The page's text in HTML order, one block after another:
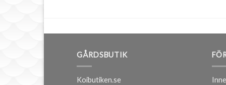
GÅRDSBUTIK
Koibutiken.se